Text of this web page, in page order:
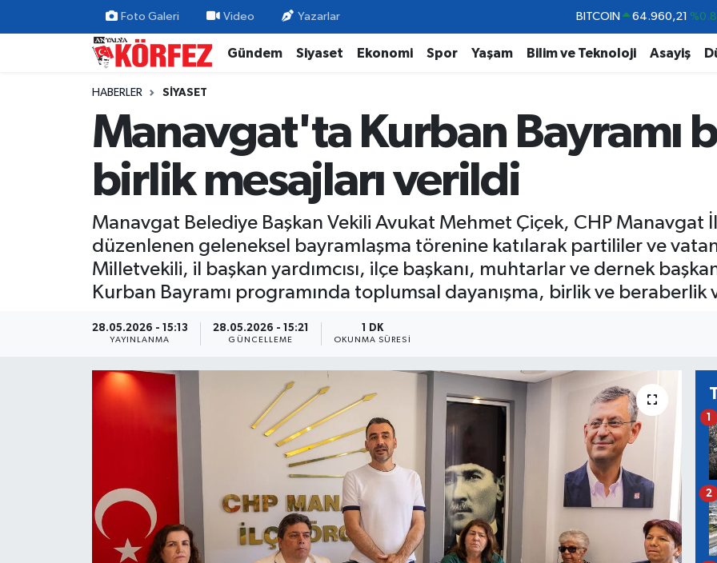
Foto Galeri Video Yazarlar DOLAR 47,7436
EURO 55,2510
BİST100 13.779 %-
Gündem Siyaset Ekonomi Spor Yaşam Bilim ve Teknoloji Asayiş
HABERLER SIYASET
Manavgat'ta Kurban Bayramı
birlik mesajları verildi
Manavgat Belediye Başkan Vekili Avukat Mehmet Çiçek, CHP Manavgat
düzenlenen geleneksel bayramlaşma törenine katılarak partililer ve
Milletvekili, il başkan yardımcısı, ilçe başkanı, muhtarlar ve dernek
Kurban Bayramı programında toplumsal dayanışma, birlik ve beraberlik
28.05.2026 - 15:13
YAYINLANMA
28.05.2026 - 15:21
GÜNCELLEME
1 DK
OKUNMA SÜRESI
1
2
Gündem
Yerel Yönetim
Nöbetçi Eczaneler
Trafik Durumu
Süper Lig Puan Durumu ve Fikstür
Tüm Manşetler
Son Dakika Haberleri